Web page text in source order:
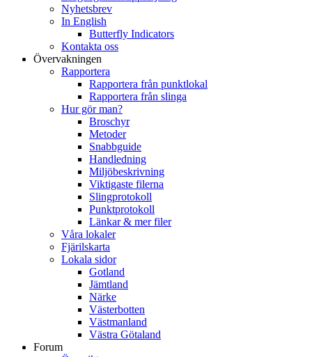
Nyhetsbrev
In English
Butterfly Indicators
Kontakta oss
Övervakningen
Rapportera
Rapportera från punktlokal
Rapportera från slinga
Hur gör man?
Broschyr
Metoder
Snabbguide
Handledning
Miljöbeskrivning
Viktigaste filerna
Slingprotokoll
Punktprotokoll
Länkar & mer filer
Våra lokaler
Fjärilskarta
Lokala sidor
Gotland
Jämtland
Närke
Västerbotten
Västmanland
Västra Götaland
Forum